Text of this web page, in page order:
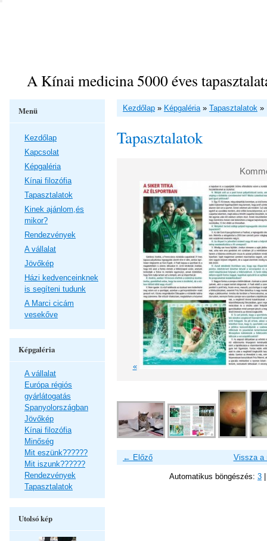
A Kínai medicina 5000 éves
Kezdőlap » Képgaléria» Tapasztalatok »
Tapasztalatok
«
← Előző Vissza a
Automatikus böngészés: 3
Menü
Kezdőlap
Kapcsolat
Képgaléria
Kínai filozófia
Tapasztalatok
Kinek ajánlom,és
mikor?
Rendezvények
A vállalat
Jövőkép
Házi kedvenceinknek
is segíteni tudunk
A Marci cicám
vesekőve
Képgaléria
A vállalat
Európa régiós
gyárlátogatás
Spanyolországban
Jövőkép
Kínai filozófia
Minőség
Mit eszünk??????
Mit iszunk??????
Rendezvények
Tapasztalatok
Utolsó kép